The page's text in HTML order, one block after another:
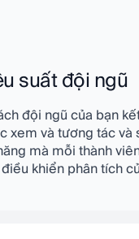
suất đội ngũ
đội ngũ của bạn
xem và tương tác và
mà mỗi thành
khiển phân tích